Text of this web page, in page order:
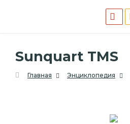
Sunquart TMS
Главная Энциклопедия